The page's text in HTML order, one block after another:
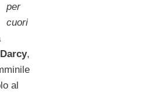
per
cuori
Darcy,
al